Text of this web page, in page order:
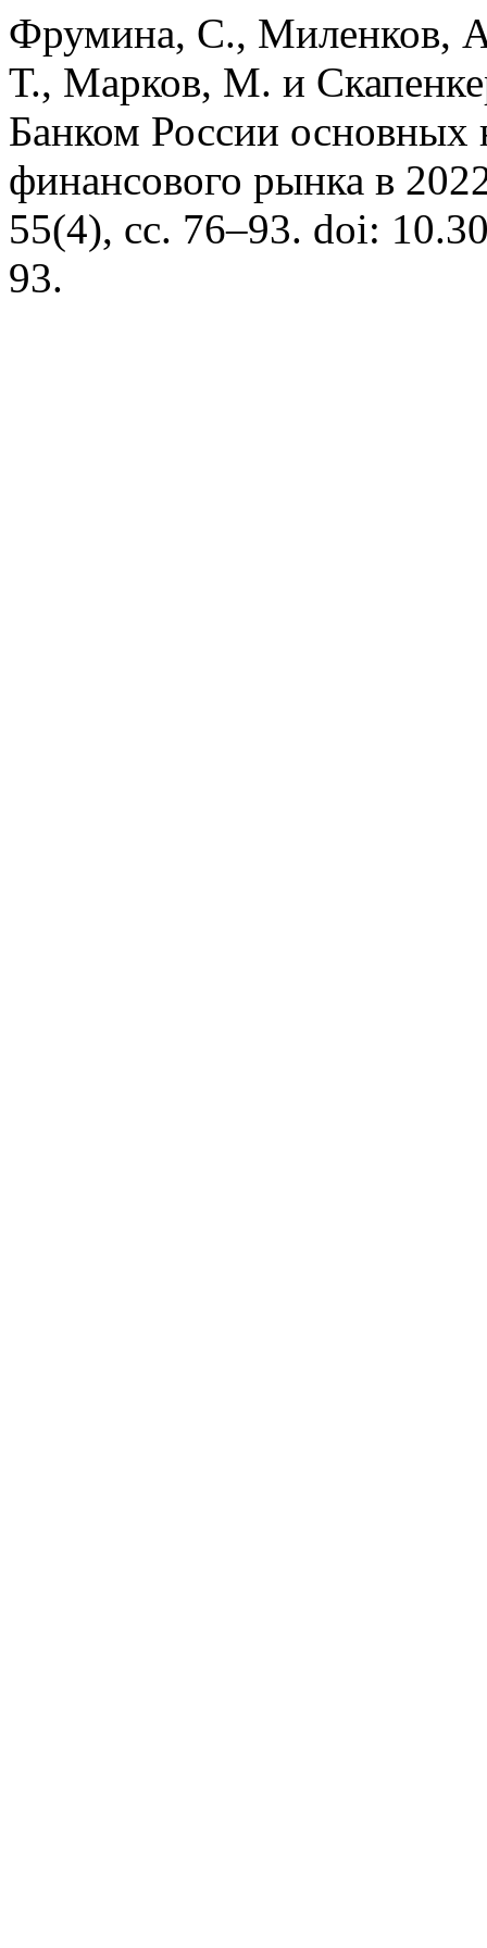
Фрумина, С., Миленков,
Т., Марков, М. и
Банком России основных
финансового рынка в
55(4), сс. 76–93. doi:
93.